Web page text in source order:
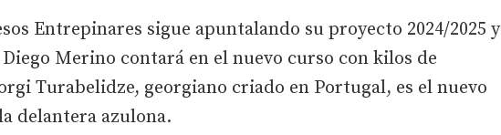
Entrepinares sigue apuntalando su proyecto 2024/2025 y
Merino contará en el nuevo curso con kilos de
Turabelidze, georgiano criado en Portugal, es el nuevo
delantera azulona.